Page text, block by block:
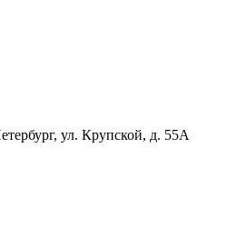
ул. Крупской, д. 55А